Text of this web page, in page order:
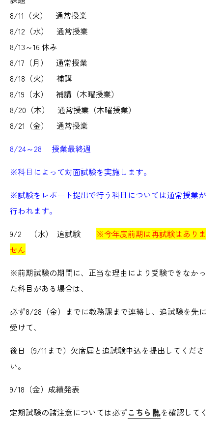
8/11（火） 通常授業
8/12（水） 通常授業
8/13～16 休み
8/17（月） 通常授業
8/18（火） 補講
8/19（水） 補講（木曜授業）
8/20（木） 通常授業（木曜授業）
8/21（金） 通常授業
8/24～28 授業最終週
※科目によって対面試験を実施します。
※試験をレポート提出で行う科目については通常授業が
行われます。
9/2 （水） 追試験 ※今年度前期は再試験はありま
せん
※前期試験の期間に、正当な理由により受験できなかっ
た科目がある場合は、
必ず8/28（金）までに教務課まで連絡し、追試験を先に
受けて、
後日（9/11まで）欠席届と追試験申込を提出してくださ
い。
9/18（金）成績発表
定期試験の諸注意については必ずこちら
を確認してく